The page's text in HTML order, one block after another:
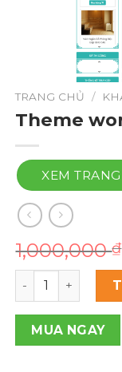
TRANG CHỦ /
Theme
XEM
1,000,000₫
Theme
MUA NGAY